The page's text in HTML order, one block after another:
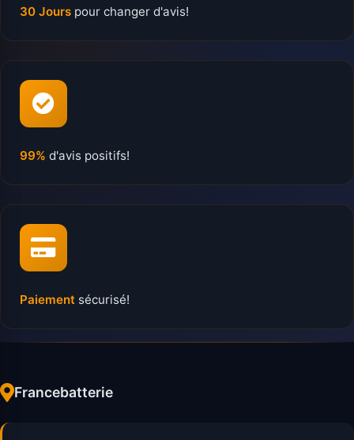
30 Jours pour changer d'avis!
99% d'avis positifs!
Paiement sécurisé!
Francebatterie